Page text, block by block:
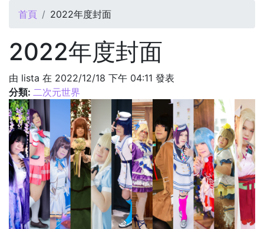
您在這裡
首頁 2022年度封面
2022年度封面
由 lista 在 2022/12/18 下午 04:11 發表
分類: 二次元世界